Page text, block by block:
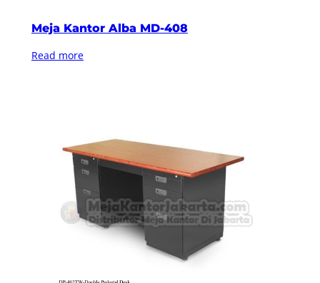
Meja Kantor Alba MD-408
Read more